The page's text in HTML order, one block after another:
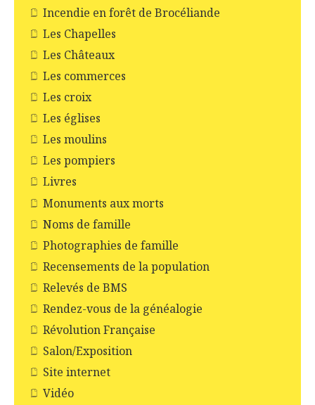
Incendie en forêt de Brocéliande
Les Chapelles
Les Châteaux
Les commerces
Les croix
Les églises
Les moulins
Les pompiers
Livres
Monuments aux morts
Noms de famille
Photographies de famille
Recensements de la population
Relevés de BMS
Rendez-vous de la généalogie
Révolution Française
Salon/Exposition
Site internet
Vidéo